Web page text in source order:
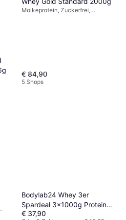
Molkeprotein, Zuckerfrei,
€ 84,90
5 Shops
Bodylab24 Whey 3er
Spardeal 3x1000g Protein
Powerpack
€ 37,90